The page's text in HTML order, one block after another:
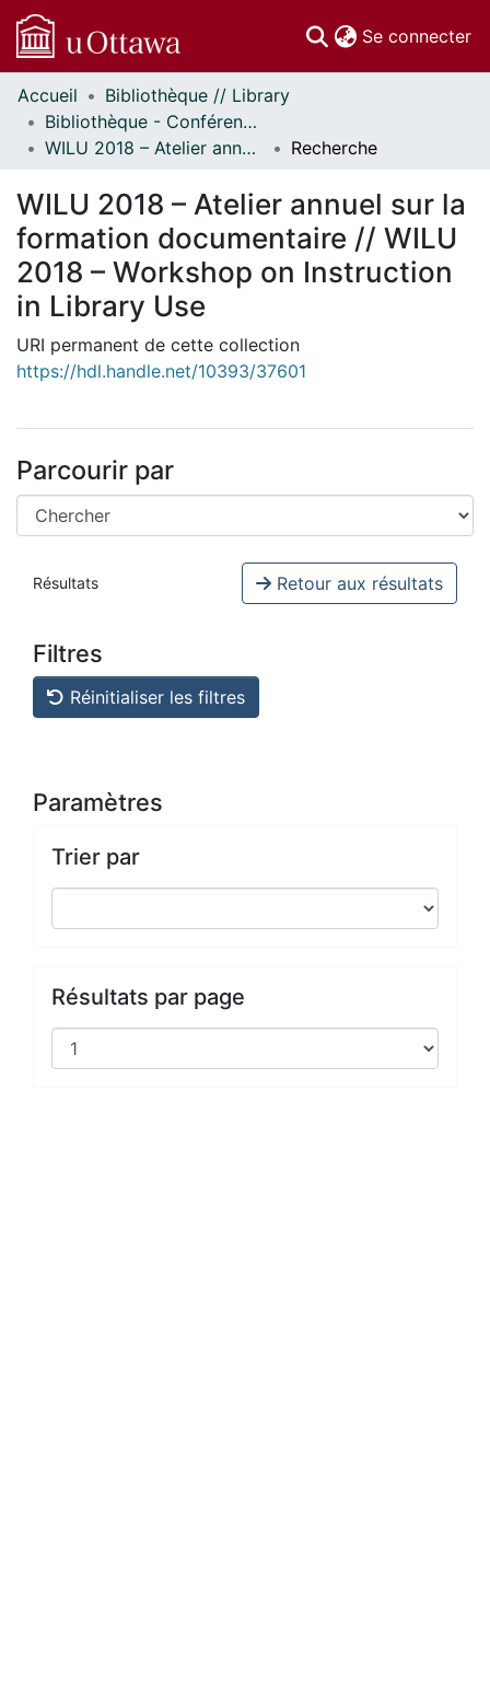
Se connecter
Communautés
et collections
Parcourir
À propos
Accueil
Bibliothèque // Library
Bibliothèque - Conférences // Library - Conferences
WILU 2018 – Atelier annuel sur la formation documentaire // WILU 2018 – Workshop on Instruction in Library Use
Recherche
WILU 2018 – Atelier annuel sur la
formation documentaire // WILU
2018 – Workshop on Instruction
in Library Use
URI permanent de cette collection
https://hdl.handle.net/10393/37601
Parcourir par
Résultats Retour aux résultats
Filtres
Réinitialiser les filtres
Paramètres
Trier par
Résultats par page